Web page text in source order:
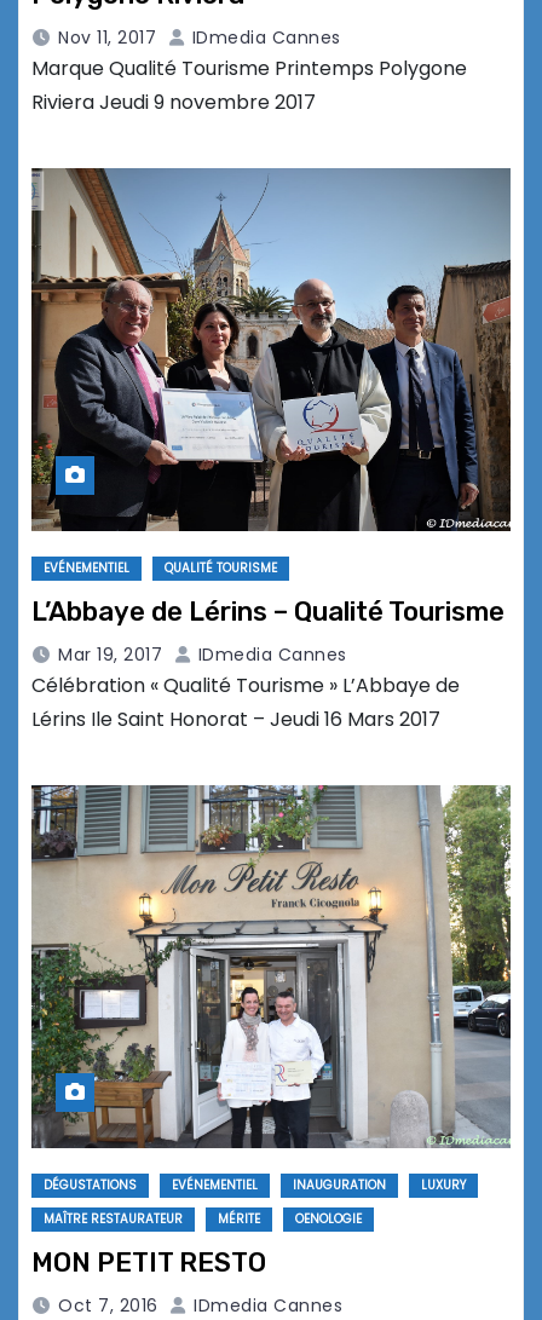
Nov 11, 2017 IDmedia Cannes
Marque Qualité Tourisme Printemps Polygone
Riviera Jeudi 9 novembre 2017
EVÉNEMENTIEL QUALITÉ TOURISME
L’Abbaye de Lérins – Qualité Tourisme
Mar 19, 2017 IDmedia Cannes
Célébration « Qualité Tourisme » L’Abbaye de
Lérins Ile Saint Honorat – Jeudi 16 Mars 2017
DÉGUSTATIONS EVÉNEMENTIEL INAUGURATION
LUXURY
MAÎTRE RESTAURATEUR
MÉRITE OENOLOGIE
MON PETIT RESTO
Oct 7, 2016 IDmedia Cannes